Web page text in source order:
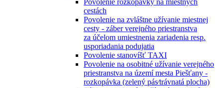
Povolenie rozkopávky na miestnych
cestách
Povolenie na zvláštne užívanie miestnej
cesty - záber verejného priestranstva
za účelom umiestnenia zariadenia resp.
usporiadania podujatia
Povolenie stanovíšť TAXI
Povolenie na osobitné užívanie verejného
priestranstva na území mesta Piešťany -
rozkopávka (zelený pás⁄trávnatá plocha)